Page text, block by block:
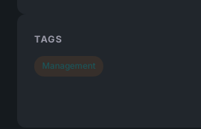
TAGS
Management